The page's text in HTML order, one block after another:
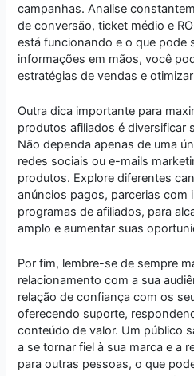
campanhas. Analise
de conversão, ticket médio e
está funcionando e o que pode
informações em mãos, você
estratégias de vendas e
Outra dica importante para
produtos afiliados é diversificar
Não dependa apenas de uma
redes sociais ou e-mails
produtos. Explore diferentes
anúncios pagos, parcerias com
programas de afiliados, para
amplo e aumentar suas
Por fim, lembre-se de sempre
relacionamento com a sua
relação de confiança com os
oferecendo suporte,
conteúdo de valor. Um público
a se tornar fiel à sua marca e a
para outras pessoas, o que